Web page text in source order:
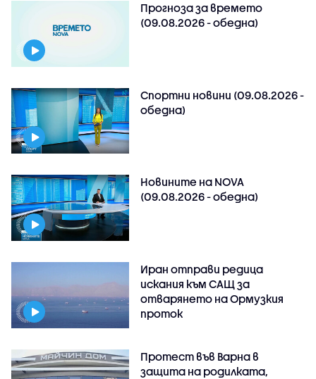
Прогноза за времето
(09.08.2026 - обедна)
Спортни новини (09.08.2026 -
обедна)
Новините на NOVA
(09.08.2026 - обедна)
Иран отправи редица
искания към САЩ за
отварянето на Ормузкия
проток
Протест във Варна в
защита на родилката,